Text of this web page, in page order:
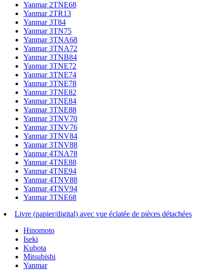
Yanmar 2TNE68
Yanmar 2TR13
Yanmar 3T84
Yanmar 3TN75
Yanmar 3TNA68
Yanmar 3TNA72
Yanmar 3TNB84
Yanmar 3TNE72
Yanmar 3TNE74
Yanmar 3TNE78
Yanmar 3TNE82
Yanmar 3TNE84
Yanmar 3TNE88
Yanmar 3TNV70
Yanmar 3TNV76
Yanmar 3TNV84
Yanmar 3TNV88
Yanmar 4TNA78
Yanmar 4TNE88
Yanmar 4TNE94
Yanmar 4TNV88
Yanmar 4TNV94
Yanmar 3TNE68
Livre (papier/digital) avec vue éclatée de pièces détachées
Hinomoto
Iseki
Kubota
Mitsubishi
Yanmar